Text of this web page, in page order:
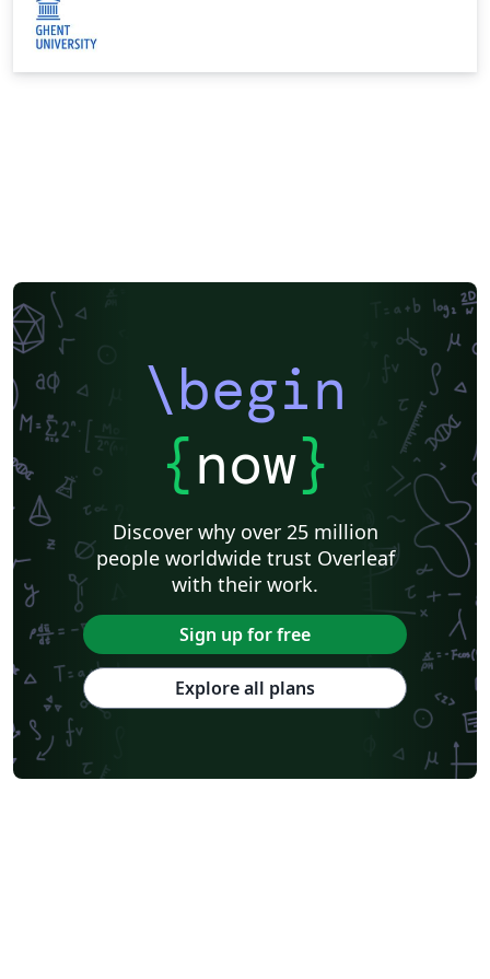
\begin
{now}
Discover why over 25 million
people worldwide trust Overleaf
with their work.
Sign up for free
Explore all plans